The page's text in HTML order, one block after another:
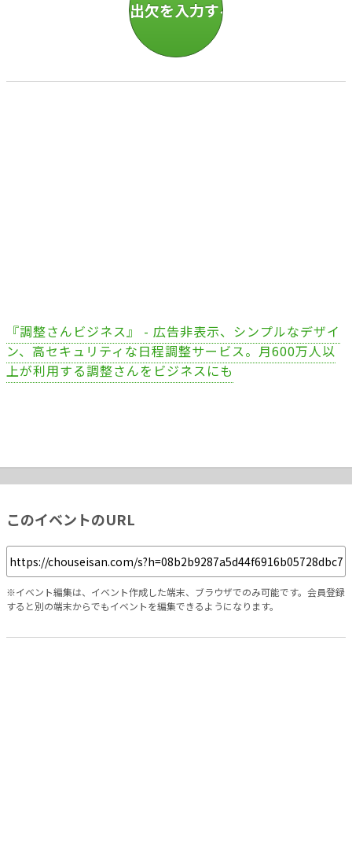
『調整さんビジネス』 - 広告非表示、シンプルなデザイ
ン、高セキュリティな日程調整サービス。月600万人以
上が利用する調整さんをビジネスにも
このイベントのURL
※イベント編集は、イベント作成した端末、ブラウザでのみ可能です。会員登録
すると別の端末からでもイベントを編集できるようになります。